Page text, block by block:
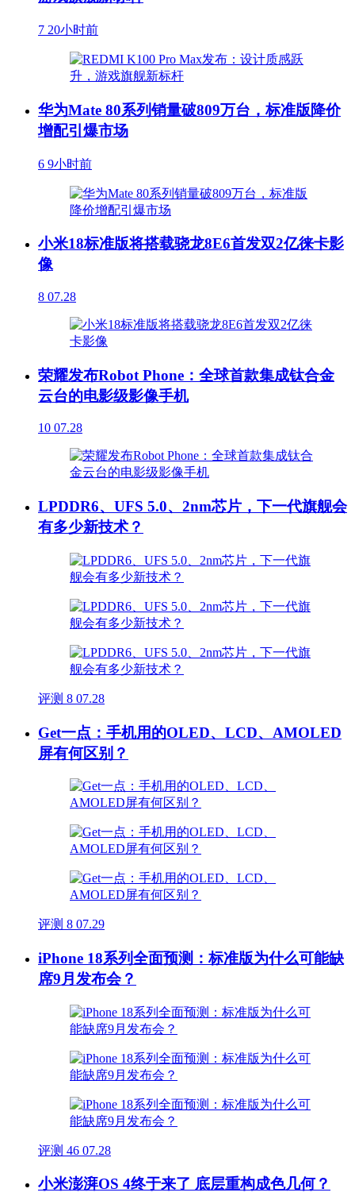
7 20小时前
华为Mate 80系列销量破809万台，标准版降价
增配引爆市场
6 9小时前
小米18标准版将搭载骁龙8E6首发双2亿徕卡影
像
8 07.28
荣耀发布Robot Phone：全球首款集成钛合金
云台的电影级影像手机
10 07.28
LPDDR6、UFS 5.0、2nm芯片，下一代旗舰会
有多少新技术？
评测 8 07.28
Get一点：手机用的OLED、LCD、AMOLED
屏有何区别？
评测 8 07.29
iPhone 18系列全面预测：标准版为什么可能缺
席9月发布会？
评测 46 07.28
小米澎湃OS 4终于来了 底层重构成色几何？